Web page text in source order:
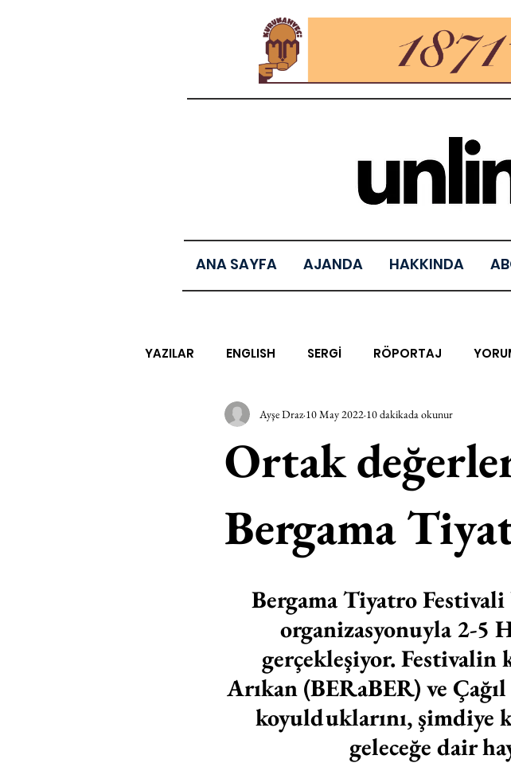
ANA SAYFA AJANDA HAKKINDA
YAZILAR ENGLISH SERGİ RÖPORTAJ
EDEBİYAT SİNEMA ARAŞTIRMA BİENAL
MÜZİK EGZERSİZLER YEL TOZ
AK-SAYANLAR #GEÇMİŞTEBUGÜN XXY
TUHAF AÇI SINIRSIZ ZİYARETLER
Ortak
Bergama
Ayşe Draz 10 May 2022 10 dakikada okunur
Bergama Tiyatro
organizasyonuyla 2-5
gerçekleşiyor.
Arıkan (BERaBER) ve
koyulduklarını, şimdiye
geleceğe dair